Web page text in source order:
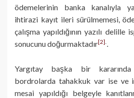
ödeme­lerinin banka kanalıyla
ihtirazi kayıt ileri sürülmemesi,
çalışma yapıldığının yazılı delille
sonucunu doğurmaktadır[2]
Yargıtay başka bir
bordrolarda tahakkuk var ise ve
mesai yapıldığı belgeyle